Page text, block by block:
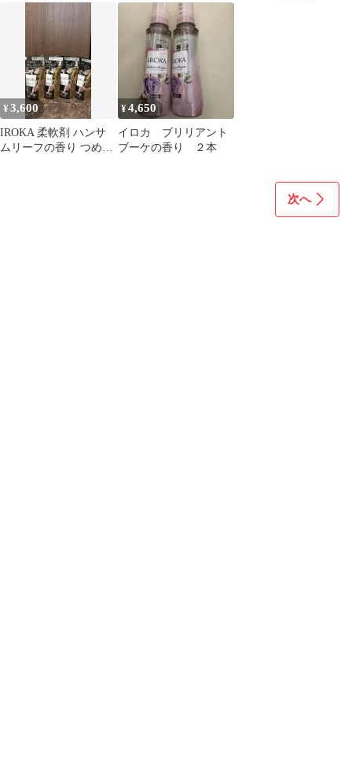
セット
ュアルアンバー(パッケ
ージなし) ×7
¥3,600
IROKA 柔軟剤 ハンサ
ムリーフの香り つめか
¥4,650
イロカ ブリリアント
ブーケの香り ２本
次へ